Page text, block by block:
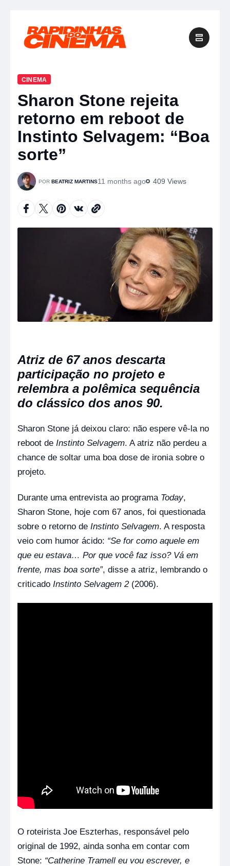
Sharon Stone rejeita
retorno em reboot de
Instinto Selvagem: “Boa
sorte”
BEATRIZ MARTINS
CINEMA
11 months ago 409 Views
Atriz de 67 anos descarta
participação no projeto e
relembra a polêmica sequência
do clássico dos anos 90.
Sharon Stone já deixou claro: não espere vê-la no
reboot de Instinto Selvagem. A atriz não perdeu a
chance de soltar uma boa dose de ironia sobre o
projeto.
Durante uma entrevista ao programa Today,
Sharon Stone, hoje com 67 anos, foi questionada
sobre o retorno de Instinto Selvagem. A resposta
veio com humor ácido: “Se for como aquele em
que eu estava… Por que você faz isso? Vá em
frente, mas boa sorte”, disse a atriz, lembrando o
criticado Instinto Selvagem 2(2006).
O roteirista Joe Eszterhas, responsável pelo
original de 1992, ainda sonha em contar com
Stone: “Catherine Tramell eu vou escrever, e